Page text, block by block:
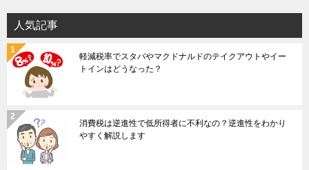
シ
ョ
ン
人気記事
軽減税率でスタバやマクドナルドのテイクアウトやイー
トインはどうなった？
消費税は逆進性で低所得者に不利なの？逆進性をわかり
やすく解説します